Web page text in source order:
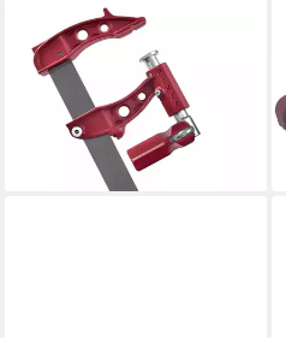
PIHER
Schraubzwinge Piher
Schraubzwinge Maxipress E
900 kg 30 cm, (1 Stück)
ab 38,90 €
lieferbar - in 2-3 Werktagen bei dir